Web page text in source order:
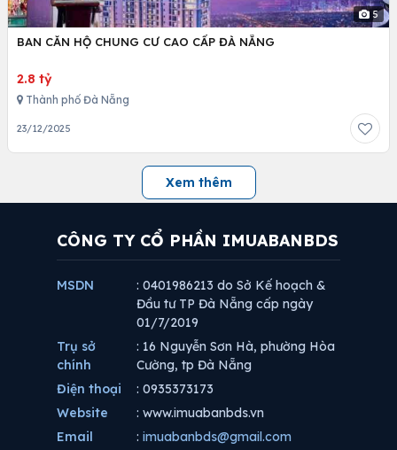
5
BAN CĂN HỘ CHUNG CƯ CAO CẤP ĐÀ NẴNG
2.8 tỷ
Thành phố Đà Nẵng
23/12/2025
Xem thêm
CÔNG TY CỔ PHẦN IMUABANBDS
MSDN
: 0401986213 do Sở Kế hoạch &
Đầu tư TP Đà Nẵng cấp ngày
01/7/2019
Trụ sở
chính
: 16 Nguyễn Sơn Hà, phường Hòa
Cường, tp Đà Nẵng
Điện thoại
: 0935373173
Website
: www.imuabanbds.vn
Email
: imuabanbds@gmail.com